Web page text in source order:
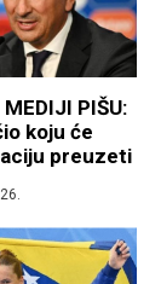
MEDIJI PIŠU:
koju će
preuzeti